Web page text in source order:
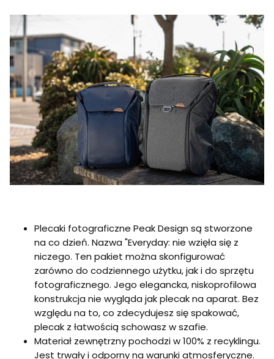
Plecaki fotograficzne Peak Design są stworzone
na co dzień. Nazwa "Everyday: nie wzięła się z
niczego. Ten pakiet można skonfigurować
zarówno do codziennego użytku, jak i do sprzętu
fotograficznego. Jego elegancka, niskoprofilowa
konstrukcja nie wygląda jak plecak na aparat. Bez
względu na to, co zdecydujesz się spakować,
plecak z łatwością schowasz w szafie.
Materiał zewnętrzny pochodzi w 100% z recyklingu.
Jest trwały i odporny na warunki atmosferyczne.